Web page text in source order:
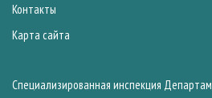
Контакты
Карта сайта
Специализированная инспекция